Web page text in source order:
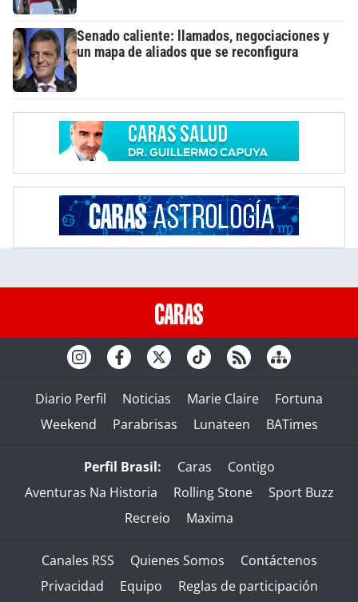
Senado caliente: llamados, negociaciones y
un mapa de aliados que se reconfigura
Diario Perfil Noticias Marie Claire
Fortuna
Weekend
Parabrisas Lunateen BATimes
Perfil Brasil: Caras
Contigo
Aventuras Na Historia
Rolling Stone
Sport Buzz
Recreio
Maxima
Canales RSS Quienes Somos
Contáctenos
Privacidad
Equipo Reglas de participación